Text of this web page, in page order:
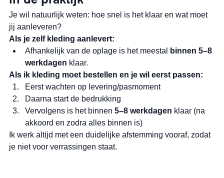
Je wil natuurlijk weten: hoe snel is het klaar en wat moet
jij aanleveren?
Als je zelf kleding aanlevert:
Afhankelijk van de oplage is het meestal
binnen 5–8
werkdagen klaar.
Als ik kleding moet bestellen en je wil eerst passen:
Eerst wachten op levering/pasmoment
Daarna start de bedrukking
Vervolgens is het binnen 5–8 werkdagen klaar (na
akkoord en zodra alles binnen is)
Ik werk altijd met een duidelijke afstemming vooraf, zodat
je niet voor verrassingen staat.